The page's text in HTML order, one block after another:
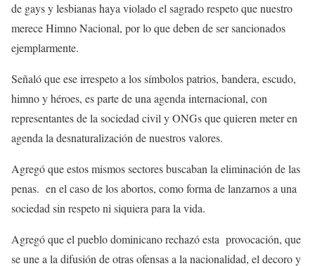
de gays y lesbianas haya violado el sagrado respeto que nuestro
merece Himno Nacional, por lo que deben de ser sancionados
ejemplarmente.
Señaló que ese irrespeto a los símbolos patrios, bandera, escudo,
himno y héroes, es parte de una agenda internacional, con
representantes de la sociedad civil y ONGs que quieren meter en
agenda la desnaturalización de nuestros valores.
Agregó que estos mismos sectores buscaban la eliminación de las
penas. en el caso de los abortos, como forma de lanzarnos a una
sociedad sin respeto ni siquiera para la vida.
Agregó que el pueblo dominicano rechazó esta provocación, que
se une a la difusión de otras ofensas a la nacionalidad, el decoro y